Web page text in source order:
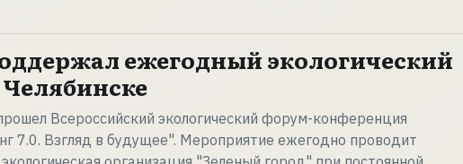
ежегодный экологический
Всероссийский экологический форум-конференция
7.0. Взгляд в будущее". Мероприятие ежегодно проводит